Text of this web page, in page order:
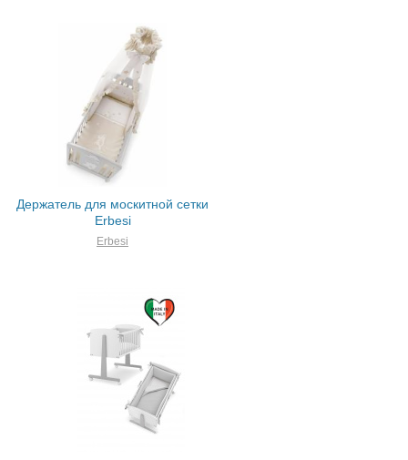
Держатель для москитной сетки
Erbesi
Erbesi